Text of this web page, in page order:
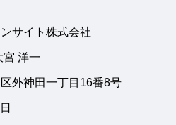
サイト株式会社
洋一
外神田一丁目16番8号